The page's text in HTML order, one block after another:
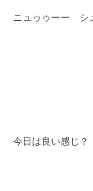
ニュゥゥーー　シ
今日は良い感じ？